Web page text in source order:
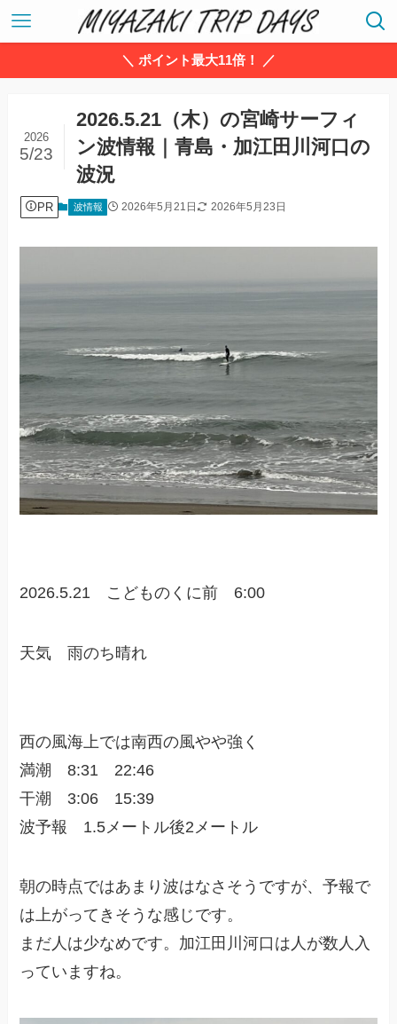
＼ ポイント最大11倍！ ／
2026.5.21（木）の宮崎サーフィ
ン波情報｜青島・加江田川河口の
波況
2026
5/23
PR 波情報 2026年5月21日 2026年5月23日
2026.5.21 こどものくに前 6:00
天気 雨のち晴れ
西の風海上では南西の風やや強く
満潮 8:31 22:46
干潮 3:06 15:39
波予報 1.5メートル後2メートル
朝の時点ではあまり波はなさそうですが、予報で
は上がってきそうな感じです。
まだ人は少なめです。加江田川河口は人が数人入
っていますね。